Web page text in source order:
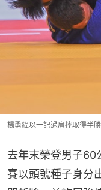
楊勇緯以一記過肩摔取得半
去年末榮登男子60
賽以頭號種子身分